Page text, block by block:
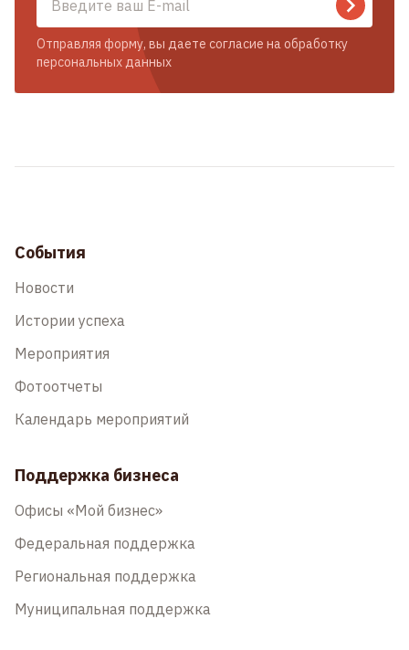
Отправляя форму, вы даете согласие на обработку
персональных данных
События
Новости
Истории успеха
Мероприятия
Фотоотчеты
Календарь мероприятий
Поддержка бизнеса
Офисы «Мой бизнес»
Федеральная поддержка
Региональная поддержка
Муниципальная поддержка